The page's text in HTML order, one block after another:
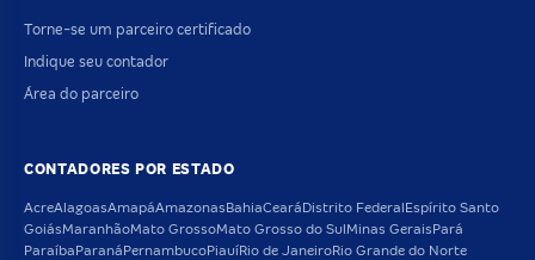
Torne-se um parceiro certificado
Indique seu contador
Área do parceiro
CONTADORES POR ESTADO
AcreAlagoasAmapáAmazonasBahiaCearáDistrito FederalEspírito Santo
GoiásMaranhãoMato GrossoMato Grosso do SulMinas GeraisPará
ParaíbaParanáPernambucoPiauíRio de JaneiroRio Grande do Norte